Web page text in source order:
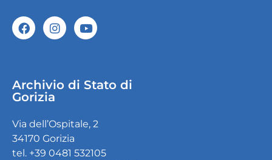
Archivio di Stato di
Gorizia
Via dell’Ospitale, 2
34170 Gorizia
tel. +39 0481 532105